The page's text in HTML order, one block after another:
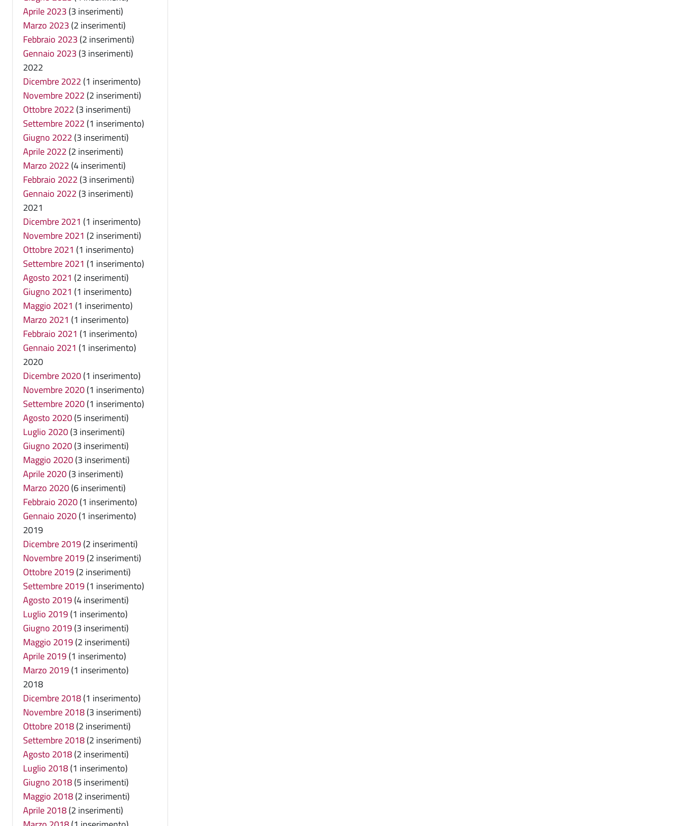
Aprile 2023 (3 inserimenti)
Marzo 2023 (2 inserimenti)
Febbraio 2023 (2 inserimenti)
Gennaio 2023 (3 inserimenti)
2022
Dicembre 2022 (1 inserimento)
Novembre 2022 (2 inserimenti)
Ottobre 2022 (3 inserimenti)
Settembre 2022 (1 inserimento)
Giugno 2022 (3 inserimenti)
Aprile 2022 (2 inserimenti)
Marzo 2022 (4 inserimenti)
Febbraio 2022 (3 inserimenti)
Gennaio 2022 (3 inserimenti)
2021
Dicembre 2021 (1 inserimento)
Novembre 2021 (2 inserimenti)
Ottobre 2021 (1 inserimento)
Settembre 2021 (1 inserimento)
Agosto 2021 (2 inserimenti)
Giugno 2021 (1 inserimento)
Maggio 2021 (1 inserimento)
Marzo 2021 (1 inserimento)
Febbraio 2021 (1 inserimento)
Gennaio 2021 (1 inserimento)
2020
Dicembre 2020(1 inserimento)
Novembre 2020(1 inserimento)
Settembre 2020(1 inserimento)
Agosto 2020(5 inserimenti)
Luglio 2020(3 inserimenti)
Giugno 2020(3 inserimenti)
Maggio 2020(3 inserimenti)
Aprile 2020(3 inserimenti)
Marzo 2020(6 inserimenti)
Febbraio 2020(1 inserimento)
Gennaio 2020(1 inserimento)
2019
Dicembre 2019(2 inserimenti)
Novembre 2019(2 inserimenti)
Ottobre 2019(2 inserimenti)
Settembre 2019(1 inserimento)
Agosto 2019(4 inserimenti)
Luglio 2019(1 inserimento)
Giugno 2019(3 inserimenti)
Maggio 2019(2 inserimenti)
Aprile 2019(1 inserimento)
Marzo 2019(1 inserimento)
2018
Dicembre 2018(1 inserimento)
Novembre 2018(3 inserimenti)
Ottobre 2018(2 inserimenti)
Settembre 2018(2 inserimenti)
Agosto 2018(2 inserimenti)
Luglio 2018(1 inserimento)
Giugno 2018(5 inserimenti)
Maggio 2018(2 inserimenti)
Aprile 2018(2 inserimenti)